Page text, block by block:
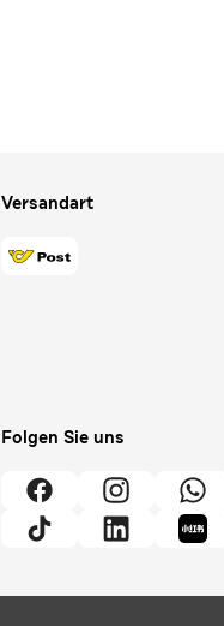
Versandart
Folgen Sie uns